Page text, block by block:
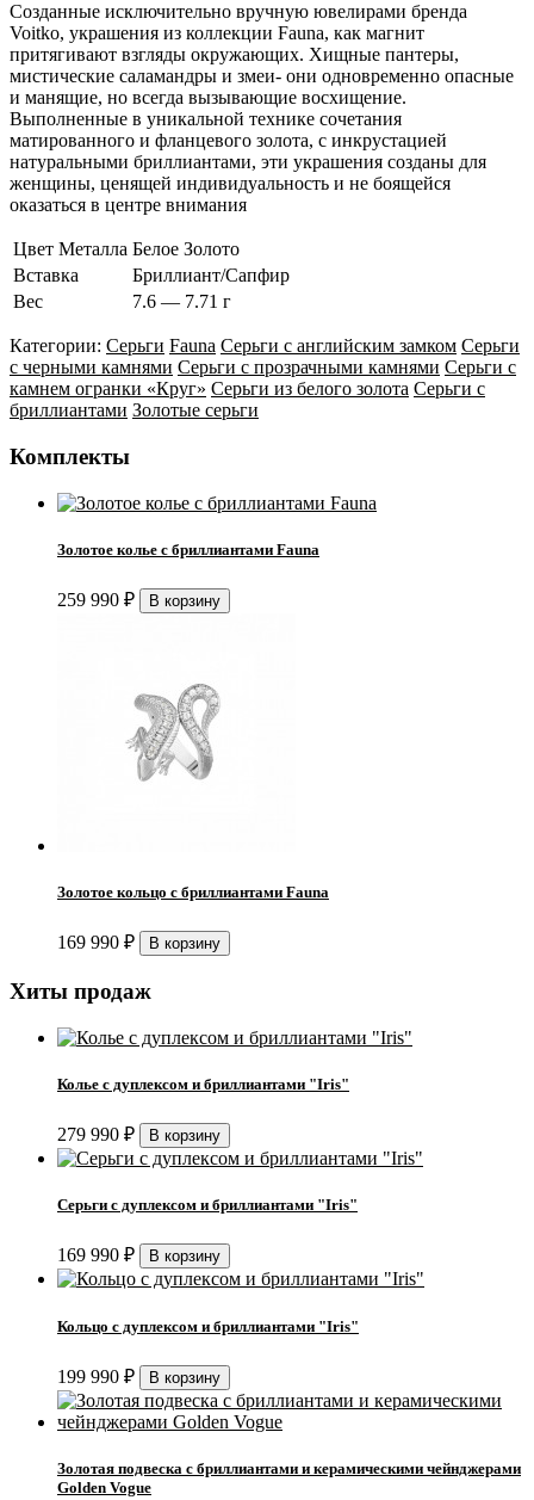
Cозданные исключительно вручную ювелирами бренда
Voitko, украшения из коллекции Fauna, как магнит
притягивают взгляды окружающих. Хищные пантеры,
мистические саламандры и змеи- они одновременно опасные
и манящие, но всегда вызывающие восхищение.
Выполненные в уникальной технике сочетания
матированного и фланцевого золота, с инкрустацией
натуральными бриллиантами, эти украшения созданы для
женщины, ценящей индивидуальность и не боящейся
оказаться в центре внимания
Цвет Металла Белое Золото
Вставка
Бриллиант/Сапфир
Вес
7.6 — 7.71 г
Категории: Серьги Fauna Серьги с английским замком Серьги
с черными камнями Серьги с прозрачными камнями Серьги с
камнем огранки «Круг» Серьги из белого золота Серьги с
бриллиантами Золотые серьги
Комплекты
Золотое колье с бриллиантами Fauna
259 990 ₽
Золотое кольцо с бриллиантами Fauna
169 990 ₽
Хиты продаж
Колье с дуплексом и бриллиантами "Iris"
279 990 ₽
Серьги с дуплексом и бриллиантами "Iris"
169 990 ₽
Кольцо с дуплексом и бриллиантами "Iris"
199 990 ₽
Золотая подвеска с бриллиантами и керамическими чейнджерами
Golden Vogue